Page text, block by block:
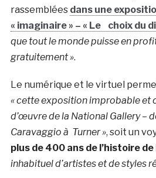
rassemblées dans une
« imaginaire » – « Le choix du
que tout le monde puisse en
gratuitement ».
Le numérique et le virtuel
« cette exposition improbable et
d’œuvre de la National Gallery –
Caravaggio à Turner », soit un
plus de 400 ans de l’histoire de
inhabituel d’artistes et de styles